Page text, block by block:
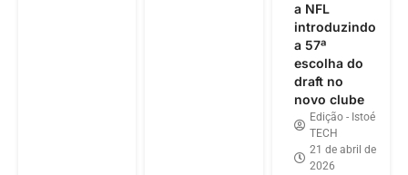
a NFL
introduzindo
a 57ª
escolha do
draft no
novo clube
Edição - Istoé
TECH
21 de abril de
2026